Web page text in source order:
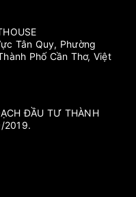
Tân Quy, Phường
Phố Cần Thơ, Việt
ĐẦU TƯ THÀNH
2019.